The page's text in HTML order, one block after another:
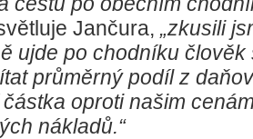
Jančura, „zkusili
ujde po chodníku člověk
průměrný podíl z
oproti našim
nákladů.“